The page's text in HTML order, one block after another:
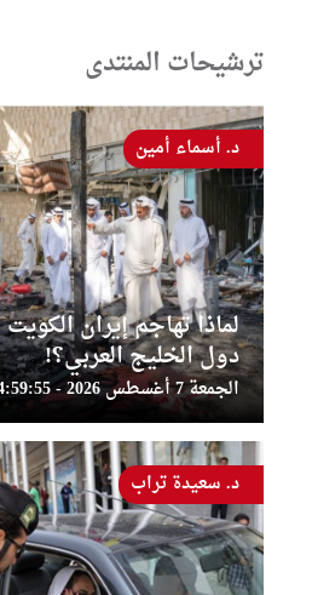
ترشيحات المنتدى
لماذا تهاجم إيران
دول الخليج العربي؟!
الجمعة 7 أغسطس 2026 - 14:59:55
د. أسماء أمين
د. سعيدة تراب